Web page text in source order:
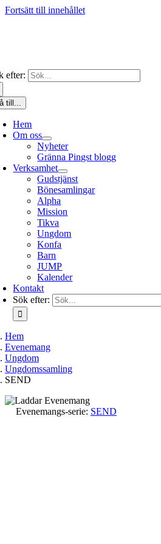
Fortsätt till innehållet
efter:
till...
Hem
Om oss
Nyheter
Gränna Pingst blogg
Verksamhet
Gudstjänst
Bönesamlingar
Alpha
Mission
Tikva
Ungdom
Konfa
Barn
JUMP
Kalender
Kontakt
Sök efter:
Hem
Evenemang
Ungdom
Ungdomssamling
SEND
Evenemangs-serie: SEND